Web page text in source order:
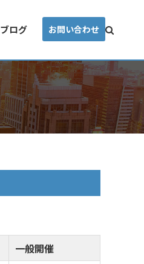
ブログ お問い合わせ
一般開催